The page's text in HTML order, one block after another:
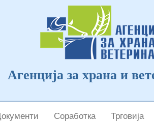
Агенција за храна и
Соработка Трговија